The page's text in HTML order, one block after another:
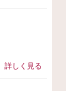
詳しく見る